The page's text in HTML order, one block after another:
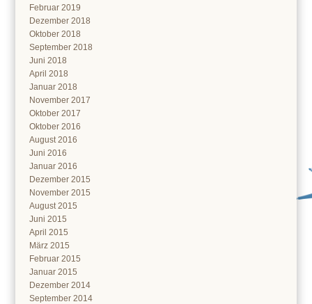
Februar 2019
Dezember 2018
Oktober 2018
September 2018
Juni 2018
April 2018
Januar 2018
November 2017
Oktober 2017
Oktober 2016
August 2016
Juni 2016
Januar 2016
Dezember 2015
November 2015
August 2015
Juni 2015
April 2015
März 2015
Februar 2015
Januar 2015
Dezember 2014
September 2014